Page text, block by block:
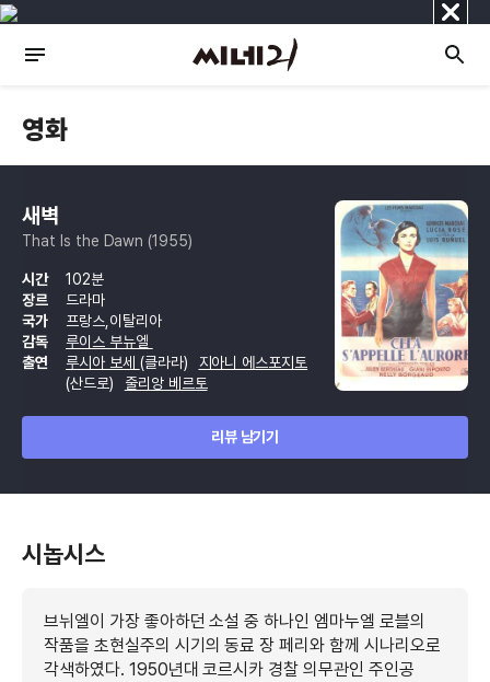
닫
기
영화
새벽
That Is the Dawn (1955)
시간
102분
장르
드라마
국가
프랑스,이탈리아
감독
루이스 부뉴엘
출연
루시아 보세 (클라라)
지아니 에스포지토
(산드로)
줄리앙 베르토
리뷰 남기기
시놉시스
브뉘엘이 가장 좋아하던 소설 중 하나인 엠마누엘 로블의
작품을 초현실주의 시기의 동료 장 페리와 함께 시나리오로
각색하였다. 1950년대 코르시카 경찰 의무관인 주인공